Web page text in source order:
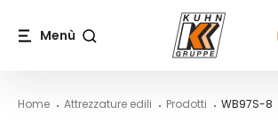
Menù
Home Attrezzature edili Prodotti WB97S-8